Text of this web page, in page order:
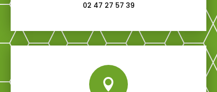
02 47 27 57 39
